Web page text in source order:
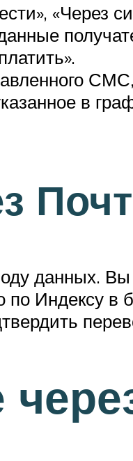
«Через
в
данных.
по Индексу